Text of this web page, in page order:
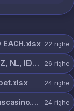
EACH.xlsx 22 righe
Set 1 (BE, UK, DK, FI, CA, AU, SE, CH, NZ, NL, IE) 20 each.xlsx 26 righe
24 righe
Mixed Geo casino leads Sample- horuscasino.xlsx 24 righe